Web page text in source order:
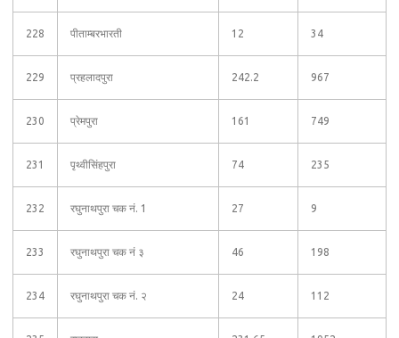
228 पीताम्बरभारती 12 34
229 प्रहलादपुरा 242.2 967
230 प्रेमपुरा 161 749
231 पृथ्वीसिंहपुरा 74 235
232 रघुनाथपुरा चक नं. 1 27 9
233 रघुनाथपुरा चक नं ३ 46 198
234 रघुनाथपुरा चक नं. २ 24 112